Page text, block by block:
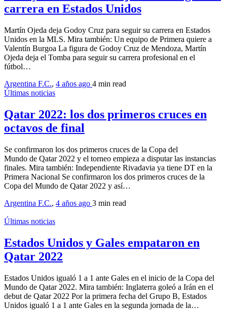
carrera en Estados Unidos
Martín Ojeda deja Godoy Cruz para seguir su carrera en Estados
Unidos en la MLS. Mira también: Un equipo de Primera quiere a
Valentín Burgoa La figura de Godoy Cruz de Mendoza, Martín
Ojeda deja el Tomba para seguir su carrera profesional en el
fútbol…
Argentina F.C., 4 años ago 4 min read
Últimas noticias
Qatar 2022: los dos primeros cruces en
octavos de final
Se confirmaron los dos primeros cruces de la Copa del
Mundo de Qatar 2022 y el torneo empieza a disputar las instancias
finales. Mira también: Independiente Rivadavia ya tiene DT en la
Primera Nacional Se confirmaron los dos primeros cruces de la
Copa del Mundo de Qatar 2022 y así…
Argentina F.C., 4 años ago 3 min read
Últimas noticias
Estados Unidos y Gales empataron en
Qatar 2022
Estados Unidos igualó 1 a 1 ante Gales en el inicio de la Copa del
Mundo de Qatar 2022. Mira también: Inglaterra goleó a Irán en el
debut de Qatar 2022 Por la primera fecha del Grupo B, Estados
Unidos igualó 1 a 1 ante Gales en la segunda jornada de la…